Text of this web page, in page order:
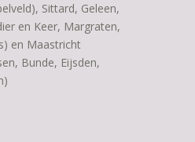
Sittard, Geleen,
en Keer, Margraten,
en Maastricht
Bunde, Eijsden,